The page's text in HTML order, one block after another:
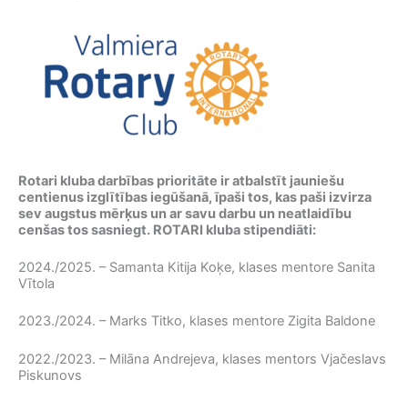
Rotari kluba darbības prioritāte ir atbalstīt jauniešu
centienus izglītības iegūšanā, īpaši tos, kas paši izvirza
sev augstus mērķus un ar savu darbu un neatlaidību
cenšas tos sasniegt. ROTARI kluba stipendiāti:
2024./2025. – Samanta Kitija Koķe, klases mentore Sanita
Vītola
2023./2024. – Marks Titko, klases mentore Zigita Baldone
2022./2023. – Milāna Andrejeva, klases mentors Vjačeslavs
Piskunovs